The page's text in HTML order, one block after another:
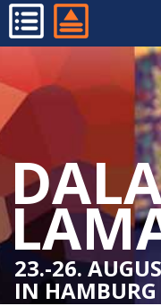
23.-26.
IN HAMBURG
PROGRAMM
ORGANISATORISCHES
VERANSTALTER
PRESSE
KONTAKT